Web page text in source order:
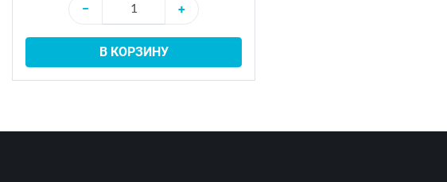
−
+
В КОРЗИНУ